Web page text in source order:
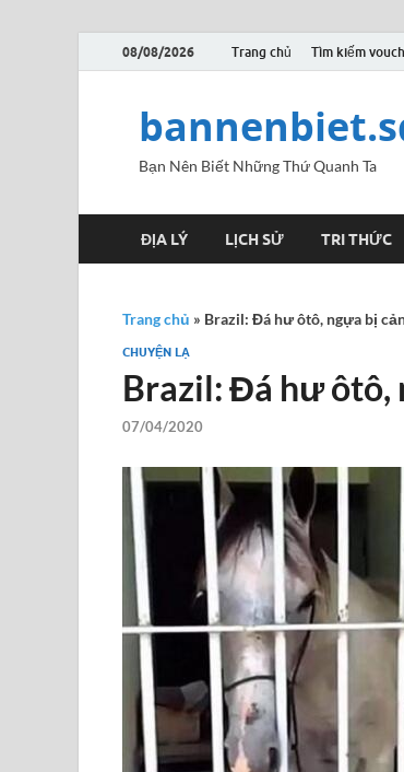
08/08/2026 Trang chủ Tìm kiếm
Bạn Nên Biết Những Thứ Quanh Ta
ĐỊA LÝ LỊCH SỬ TRI THỨC
Trang chủ » Brazil: Đá hư ôtô, ngựa bị
CHUYỆN LẠ
Brazil: Đá hư ôtô,
07/04/2020